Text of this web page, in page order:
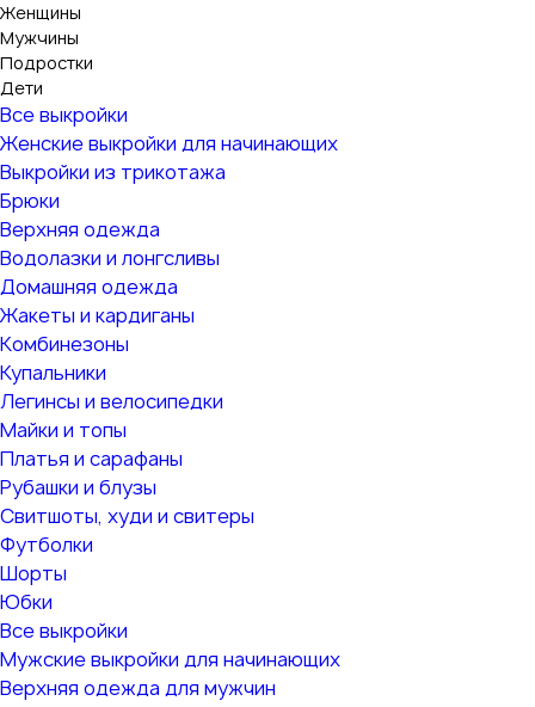
Женщины
Мужчины
Подростки
Дети
Все выкройки
Женские выкройки для начинающих
Выкройки из трикотажа
Брюки
Верхняя одежда
Водолазки и лонгсливы
Домашняя одежда
Жакеты и кардиганы
Комбинезоны
Купальники
Легинсы и велосипедки
Майки и топы
Платья и сарафаны
Рубашки и блузы
Свитшоты, худи и свитеры
Футболки
Шорты
Юбки
Все выкройки
Мужские выкройки для начинающих
Верхняя одежда для мужчин